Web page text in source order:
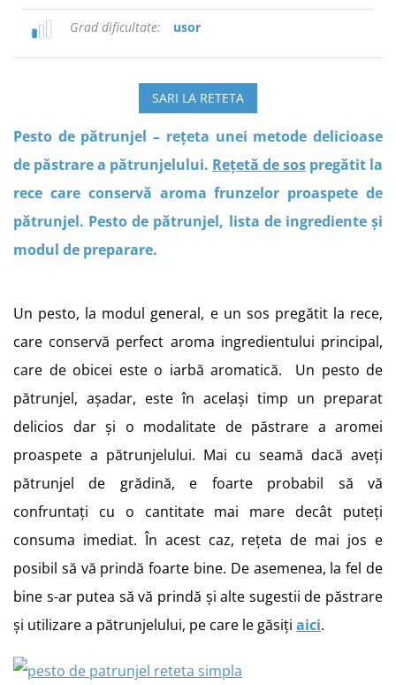
Grad dificultate usor
SARI LA RETETA
Pesto de pătrunjel – rețeta unei metode delicioase
de păstrare a pătrunjelului. Rețetă de sos pregătit la
rece care conservă aroma frunzelor proaspete de
pătrunjel. Pesto de pătrunjel, lista de ingrediente și
modul de preparare.
Un pesto, la modul general, e un sos pregătit la rece,
care conservă perfect aroma ingredientului principal,
care de obicei este o iarbă aromatică. Un pesto de
pătrunjel, așadar, este în același timp un preparat
delicios dar și o modalitate de păstrare a aromei
proaspete a pătrunjelului. Mai cu seamă dacă aveți
pătrunjel de grădină, e foarte probabil să vă
confruntați cu o cantitate mai mare decât puteți
consuma imediat. În acest caz, rețeta de mai jos e
posibil să vă prindă foarte bine. De asemenea, la fel de
bine s-ar putea să vă prindă și alte sugestii de păstrare
și utilizare a pătrunjelului, pe care le găsiți aici.